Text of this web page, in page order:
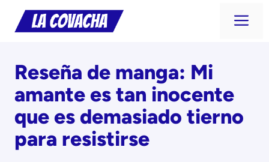
Saltar
Reseña de manga: Mi
amante es tan inocente
que es demasiado tierno
para resistirse